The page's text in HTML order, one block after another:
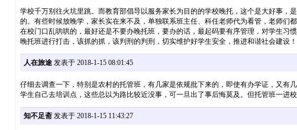
学校千万别往火坑里跳。而教育部倡导以服务家长为目的的学校晚托，这个是大好事
的。有些时候放晚学，家长实在来不及，单独联系班主任、科任老师代为看管，老师们
在校门口乱哄哄的，最好还是不要办晚托班，要办的话，最起码要有序管理，对学生
晚托班进行打击，该抓的抓，该判刑的判刑，切实维护好学生安全，推进和谐社会建设！
人在旅途发表于 2018-1-15 08:01:45
仔细去调查一下，特别是农村的托管班，有几家是依规批下来的，即使有办学证，又
学生自己去培训点，这些总以为路比较近没事，可一旦出了事后悔莫及。但托管班一
知不足斋发表于 2018-1-15 11:43:27